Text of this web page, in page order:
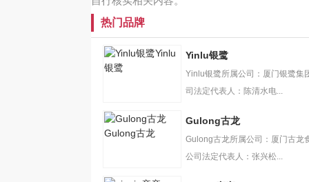
热门品牌
Yinlu
银鹭
Yinlu银鹭
Yinlu银鹭所属公司：厦门银鹭集
司法定代表人：陈清水电...
Gulong古龙
Gulong古龙
Gulong古龙所属公司：厦门古龙
公司法定代表人：张兴松...